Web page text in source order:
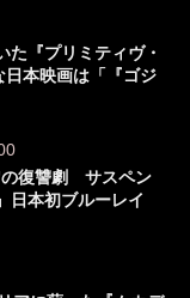
た『プリミティヴ・
日本映画は「『ゴジ
の復讐劇 サスペン
日本初ブルーレイ